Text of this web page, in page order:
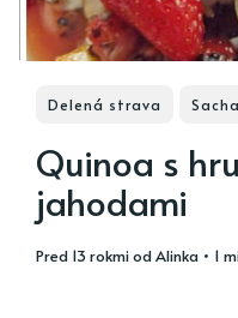
Delená strava
Quinoa s
jahodami
pred 13 rokmiodAlinka • 1